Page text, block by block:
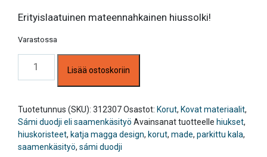
Erityislaatuinen mateennahkainen hiussolki!
Varastossa
hiussolki
Magga
määrä
Lisää ostoskoriin
Tuotetunnus (SKU): 312307Osastot: Korut, Kovat materiaalit,
Sámi duodji eli saamenkäsityö Avainsanat tuotteelle hiukset,
hiuskoristeet, katja magga design, korut, made, parkittu kala,
saamenkäsityö, sámi duodji